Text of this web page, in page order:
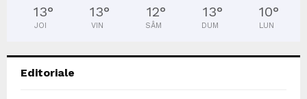
13°
JOI
13°
VIN
12°
SÂM
13°
DUM
10°
LUN
Editoriale